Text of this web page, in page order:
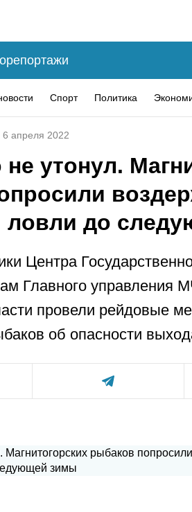
Спорт Политика
6 апреля 2022
не утонул.
ловли до
Центра
Главного управления
провели рейдовые
об опасности